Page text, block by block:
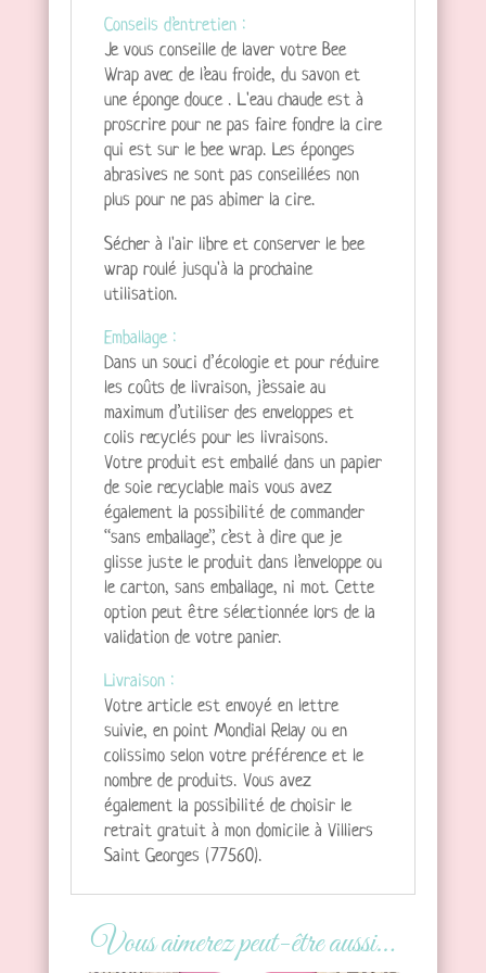
Conseils d’entretien :
Je vous conseille de laver votre Bee
Wrap avec de l’eau froide, du savon et
une éponge douce . L'eau chaude est à
proscrire pour ne pas faire fondre la cire
qui est sur le bee wrap. Les éponges
abrasives ne sont pas conseillées non
plus pour ne pas abimer la cire.
Sécher à l'air libre et conserver le bee
wrap roulé jusqu'à la prochaine
utilisation.
Emballage :
Dans un souci d’écologie et pour réduire
les coûts de livraison, j’essaie au
maximum d’utiliser des enveloppes et
colis recyclés pour les livraisons.
Votre produit est emballé dans un papier
de soie recyclable mais vous avez
également la possibilité de commander
“sans emballage”, c’est à dire que je
glisse juste le produit dans l’enveloppe ou
le carton, sans emballage, ni mot. Cette
option peut être sélectionnée lors de la
validation de votre panier.
Livraison :
Votre article est envoyé en lettre
suivie, en point Mondial Relay ou en
colissimo selon votre préférence et le
nombre de produits. Vous avez
également la possibilité de choisir le
retrait gratuit à mon domicile à Villiers
Saint Georges (77560).
Vous aimerez peut-être aussi…